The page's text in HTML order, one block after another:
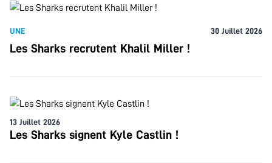
UNE 30 Juillet 2026
Les Sharks recrutent Khalil Miller !
13 Juillet 2026
Les Sharks signent Kyle Castlin !